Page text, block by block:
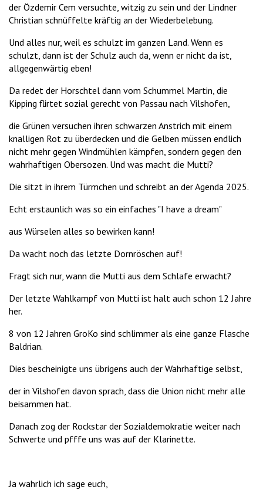
der Özdemir Cem versuchte, witzig zu sein und der Lindner
Christian schnüffelte kräftig an der Wiederbelebung.
Und alles nur, weil es schulzt im ganzen Land. Wenn es
schulzt, dann ist der Schulz auch da, wenn er nicht da ist,
allgegenwärtig eben!
Da redet der Horschtel dann vom Schummel Martin, die
Kipping flirtet sozial gerecht von Passau nach Vilshofen,
die Grünen versuchen ihren schwarzen Anstrich mit einem
knalligen Rot zu überdecken und die Gelben müssen endlich
nicht mehr gegen Windmühlen kämpfen, sondern gegen den
wahrhaftigen Obersozen. Und was macht die Mutti?
Die sitzt in ihrem Türmchen und schreibt an der Agenda 2025.
Echt erstaunlich was so ein einfaches "I have a dream"
aus Würselen alles so bewirken kann!
Da wacht noch das letzte Dornröschen auf!
Fragt sich nur, wann die Mutti aus dem Schlafe erwacht?
Der letzte Wahlkampf von Mutti ist halt auch schon 12 Jahre
her.
8 von 12 Jahren GroKo sind schlimmer als eine ganze Flasche
Baldrian.
Dies bescheinigte uns übrigens auch der Wahrhaftige selbst,
der in Vilshofen davon sprach, dass die Union nicht mehr alle
beisammen hat.
Danach zog der Rockstar der Sozialdemokratie weiter nach
Schwerte und pfffe uns was auf der Klarinette.
Ja wahrlich ich sage euch,